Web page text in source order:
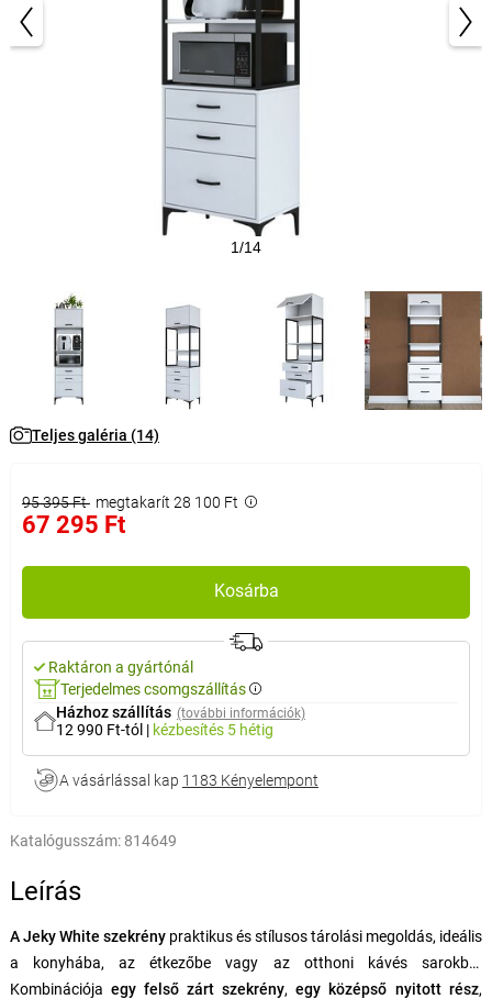
1/14
Teljes galéria (14)
95 395 Ft megtakarít 28 100 Ft
67 295 Ft
Kosárba
Raktáron a gyártónál
Terjedelmes csomgszállítás
Házhoz szállítás (további információk)
12 990 Ft-tól | kézbesítés 5 hétig
A vásárlással kap 1183 Kényelempont
Katalógusszám: 814649
Leírás
A Jeky White szekrénypraktikus és stílusos tárolási megoldás, ideális
a konyhába, az étkezőbe vagy az otthoni kávés sarokba.
Kombinációja egy felső zárt szekrény, egy középső nyitott rész,